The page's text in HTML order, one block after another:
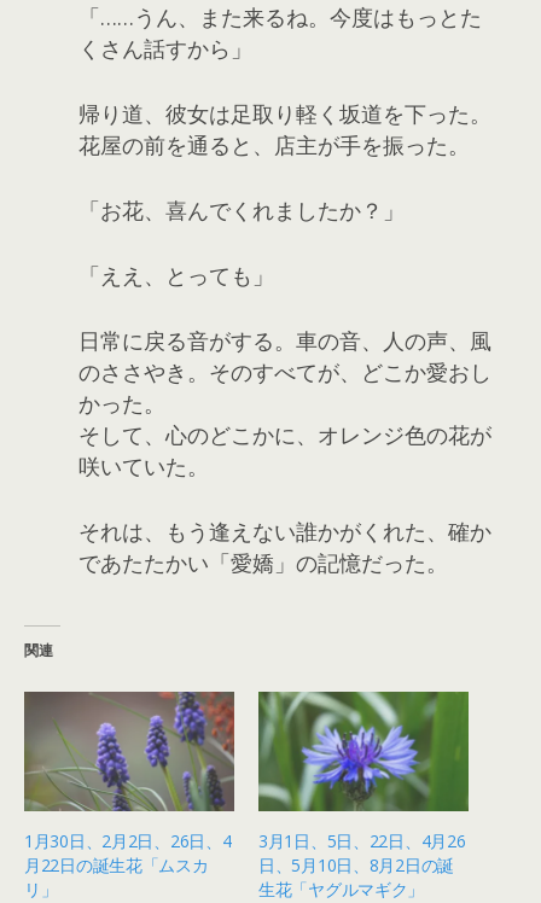
「……うん、また来るね。今度はもっとた
くさん話すから」
帰り道、彼女は足取り軽く坂道を下った。
花屋の前を通ると、店主が手を振った。
「お花、喜んでくれましたか？」
「ええ、とっても」
日常に戻る音がする。車の音、人の声、風
のささやき。そのすべてが、どこか愛おし
かった。
そして、心のどこかに、オレンジ色の花が
咲いていた。
それは、もう逢えない誰かがくれた、確か
であたたかい「愛嬌」の記憶だった。
関連
1月30日、2月2日、26日、4
月22日の誕生花「ムスカ
リ」
3月1日、5日、22日、4月26
日、5月10日、8月2日の誕
生花「ヤグルマギク」